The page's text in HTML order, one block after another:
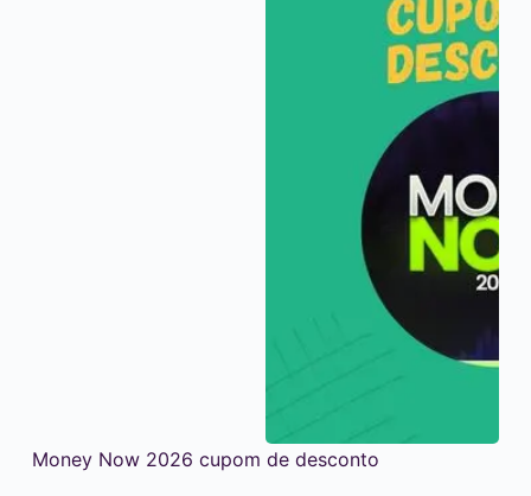
Money Now 2026 cupom de desconto